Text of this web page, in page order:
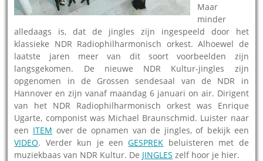
Maar
minder
alledaags is, dat de jingles zijn ingespeeld door het
klassieke NDR Radiophilharmonisch orkest. Alhoewel de
laatste jaren meer van dit soort voorbeelden zijn
langsgekomen. De nieuwe NDR Kultur-jingles zijn
opgenomen in de Grossen sendesaal van de NDR in
Hannover en zijn vanaf maandag 6 januari on air. Dirigent
van het NDR Radiophilharmonisch orkest was Enrique
Ugarte, componist was Michael Braunschmid. Luister naar
een ITEM over de opnamen van de jingles, of bekijk een
VIDEO. Verder kun je eenGESPREK beluisteren met de
muziekbaas van NDR Kultur. De JINGLES zelf hoor je hier.